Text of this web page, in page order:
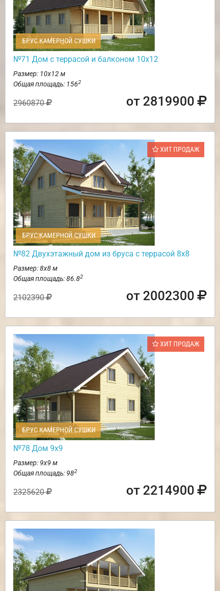
БРУС КАМЕРНОЙ СУШКИ
№71 Дом с террасой и балконом 10х12
Размер: 10х12 м
Общая площадь: 1562
2960870 от 2819900
ХИТ ПРОДАЖ
БРУС КАМЕРНОЙ СУШКИ
№82 Двухэтажный дом из бруса с террасой 8х8
Размер: 8х8 м
Общая площадь: 86.82
2102390 от 2002300
ХИТ ПРОДАЖ
БРУС КАМЕРНОЙ СУШКИ
№78 Дом 9х9
Размер: 9х9 м
Общая площадь: 982
2325620 от 2214900